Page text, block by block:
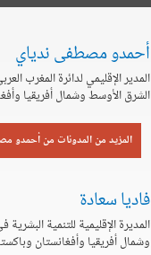
أحمدو مصطفى ندياي
المدير الإقليمي لدائرة المغرب
الشرق الأوسط وشمال أفريقيا
المزيد من المدونات من أحمدو
فاديا سعادة
المديرة الإقليمية للتنمية
وشمال أفريقيا وأفغانستان